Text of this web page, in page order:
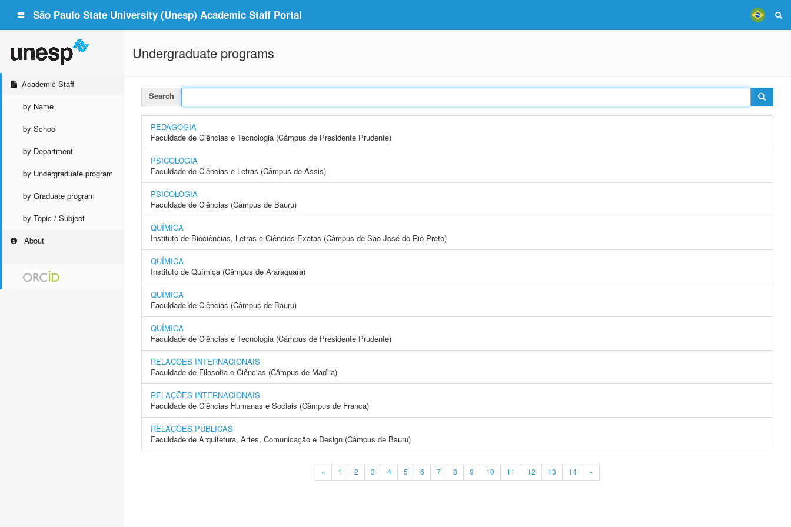
São Paulo State University (Unesp) Academic Staff Portal
Academic Staff
by Name
by School
by Department
by Undergraduate program
by Graduate program
by Topic / Subject
About
Undergraduate programs
Search
PEDAGOGIA
Faculdade de Ciências e Tecnologia (Câmpus de Presidente Prudente)
PSICOLOGIA
Faculdade de Ciências e Letras (Câmpus de Assis)
PSICOLOGIA
Faculdade de Ciências (Câmpus de Bauru)
QUÍMICA
Instituto de Biociências, Letras e Ciências Exatas (Câmpus de São José do Rio Preto)
QUÍMICA
Instituto de Química (Câmpus de Araraquara)
QUÍMICA
Faculdade de Ciências (Câmpus de Bauru)
QUÍMICA
Faculdade de Ciências e Tecnologia (Câmpus de Presidente Prudente)
RELAÇÕES INTERNACIONAIS
Faculdade de Filosofia e Ciências (Câmpus de Marília)
RELAÇÕES INTERNACIONAIS
Faculdade de Ciências Humanas e Sociais (Câmpus de Franca)
RELAÇÕES PÚBLICAS
Faculdade de Arquitetura, Artes, Comunicação e Design (Câmpus de Bauru)
« 1 2 3 4 5 6 7 8 9 10 11 12 13 14 »